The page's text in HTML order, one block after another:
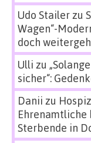
Udo Stailerzu
Wagen“-
doch
Ulli zu
sicher“:
Danii zu
Sterbende in